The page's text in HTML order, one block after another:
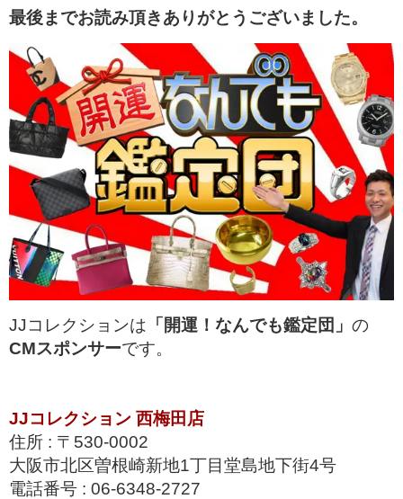
最後までお読み頂きありがとうございました。
JJコレクションは 「開運！なんでも鑑定団」 の
CMスポンサーです。
JJコレクション 西梅田店
住所 : 〒530-0002
大阪市北区曽根崎新地1丁目堂島地下街4号
電話番号 : 06-6348-2727